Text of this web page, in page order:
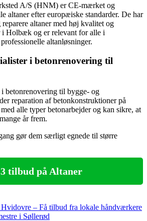
A/S (HNM) er CE-mærket og
altaner efter europæiske standarder. De har
altaner med høj kvalitet og
Holbæk og er relevant for alle i
altanløsninger.
i betonrenovering til
i betonrenovering til bygge- og
reparation af betonkonstruktioner på
alle typer betonarbejder og kan sikre, at
år frem.
gør dem særligt egnede til større
tilbud på Altaner
– Få tilbud fra lokale håndværkere
i Søllerød